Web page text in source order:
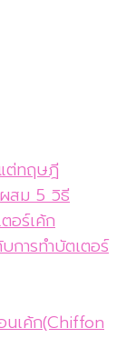
ต่ทฤษฎี
สม 5 วิธี
อร์เค้ก
การทำบัตเตอร์
นเค้ก(Chiffon